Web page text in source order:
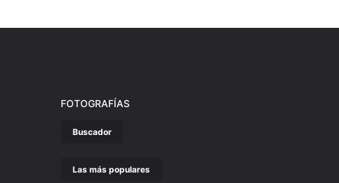
FOTOGRAFÍAS
Buscador
Las más populares